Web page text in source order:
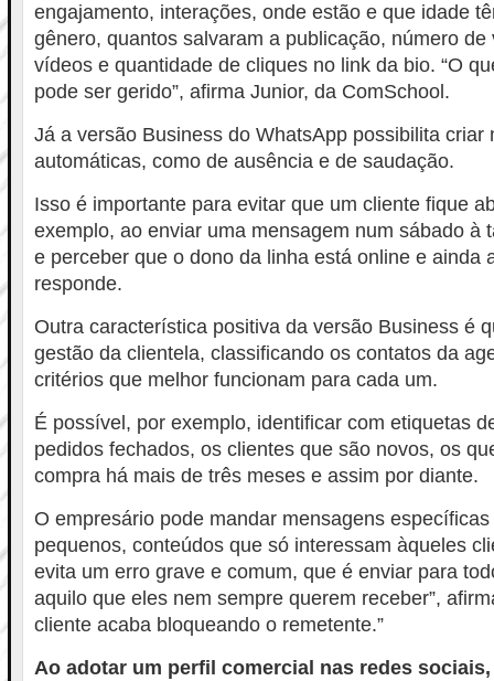
engajamento, interações, onde estão e que idade
gênero, quantos salvaram a publicação, número de
vídeos e quantidade de cliques no link da bio. “O
pode ser gerido”, afirma Junior, da ComSchool.
Já a versão Business do WhatsApp possibilita criar
automáticas, como de ausência e de saudação.
Isso é importante para evitar que um cliente fique
exemplo, ao enviar uma mensagem num sábado à
e perceber que o dono da linha está online e ainda
responde.
Outra característica positiva da versão Business é
gestão da clientela, classificando os contatos da
critérios que melhor funcionam para cada um.
É possível, por exemplo, identificar com etiquetas
pedidos fechados, os clientes que são novos, os
compra há mais de três meses e assim por diante.
O empresário pode mandar mensagens
pequenos, conteúdos que só interessam àqueles
evita um erro grave e comum, que é enviar para
aquilo que eles nem sempre querem receber”,
cliente acaba bloqueando o remetente.”
Ao adotar um perfil comercial nas redes